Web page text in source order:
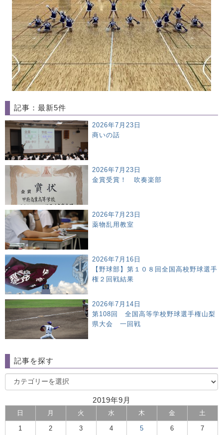
記事：最新5件
2026年7月23日
商いの話
2026年7月23日
金賞受賞！ 吹奏楽部
2026年7月23日
薬物乱用教室
2026年7月16日
【野球部】第１０８回全国高校野球選手
権２回戦結果
2026年7月14日
第108回 全国高等学校野球選手権山梨
県大会 一回戦
記事を探す
2019年9月
日 月 火 水 木 金 土
1 2 3 4 5 6 7